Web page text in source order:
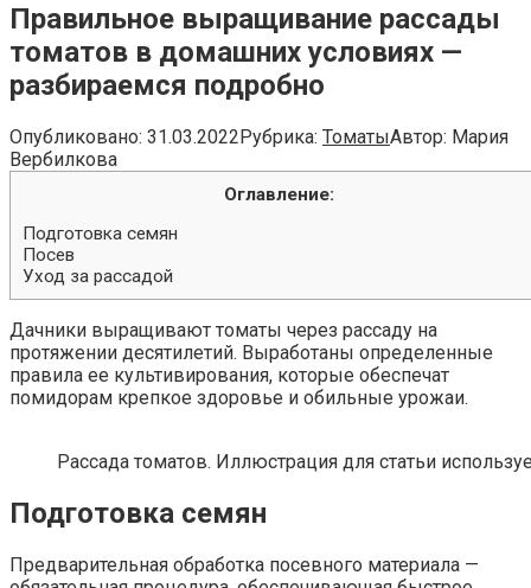
Правильное выращивание рассады
томатов в домашних условиях —
разбираемся подробно
Опубликовано: 31.03.2022Рубрика: ТоматыАвтор: Мария
Вербилкова
Оглавление:
Подготовка семян
Посев
Уход за рассадой
Дачники выращивают томаты через рассаду на
протяжении десятилетий. Выработаны определенные
правила ее культивирования, которые обеспечат
помидорам крепкое здоровье и обильные урожаи.
Рассада томатов. Иллюстрация для статьи
Подготовка семян
Предварительная обработка посевного материала —